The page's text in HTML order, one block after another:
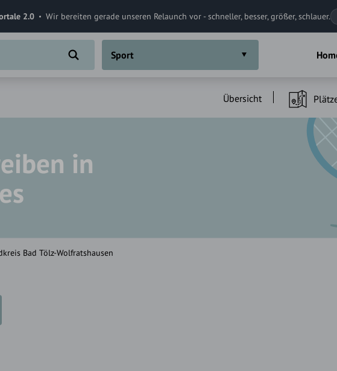
2.0 Wir bereiten gerade unseren Relaunch vor - schneller, besser, größer, schlauer.
Sport
Übersicht
in
Bad Tölz-Wolfratshausen